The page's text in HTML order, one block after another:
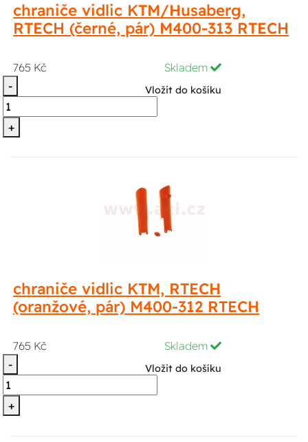
chraniče vidlic KTM/Husaberg,
RTECH (černé, pár) M400-313 RTECH
765 Kč
Skladem
-
+
Vložit do košíku
chraniče vidlic KTM, RTECH
(oranžové, pár) M400-312 RTECH
765 Kč
Skladem
-
+
Vložit do košíku